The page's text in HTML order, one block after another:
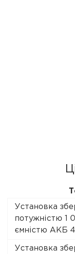
Установка
потужністю 1
ємністю АКБ
Установка